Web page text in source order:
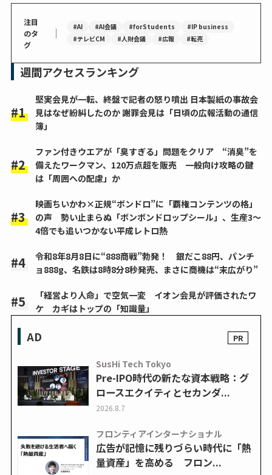
注目
のタ
グ
｜ #AI #AI会議 #forStudents
#IP business
#テレビCM
#人財会議 #広報 #転売
週間アクセスランキング
堅実会見が一転、終盤で記者の怒り噴出 日本製紙の事故会
見はなぜ紛糾したのか 謝罪会見は「日頃の広報活動の通信
簿」
ファン付きウエアが「臭すぎる」問題をクリア “消臭”を
備えたワークマン、120万点超を販売 一般向け攻略の鍵
は「周囲への配慮」か
映画ちいかわ×正規“ボンドロ”に「覇権コンテンツの格」
の声 勢い止まらぬ「ボンボンドロップシール」、生産3～
4倍でも追いつかない平成レトロ熱
令和8年8月8日に“888商戦”勃発！ 銀だこ88円、パンチ
ョ888g、名鉄は8時8分8秒発売、まさに商機は“末広がり”
「経営より人命」で空気一変 イオン会見が評価されたワ
ケ カギはトップの「知識量」
AD
SusHi Tech Tokyo
Pre-IPO時代の新たな資本戦略：グ
ロースエクイティとセカンダ...
2026.8.7
フロンティアインターナショナル
広告が記憶に残りづらい時代に「熱
量資産」を高める フロン...